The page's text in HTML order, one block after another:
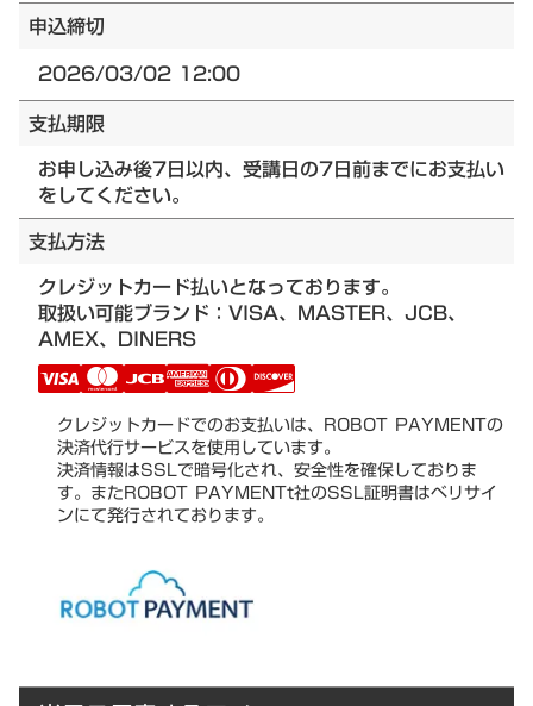
申込締切
2026/03/02 12:00
支払期限
お申し込み後7日以内、受講日の7日前までにお支払い
をしてください。
支払方法
クレジットカード払いとなっております。
取扱い可能ブランド：VISA、MASTER、JCB、
AMEX、DINERS
クレジットカードでのお支払いは、ROBOT PAYMENTの
決済代行サービスを使用しています。
決済情報はSSLで暗号化され、安全性を確保しておりま
す。またROBOT PAYMENTt社のSSL証明書はベリサイ
ンにて発行されております。